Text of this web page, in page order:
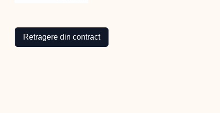
Retragere din contract